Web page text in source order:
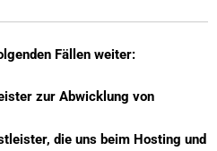
Fällen weiter:
zur Abwicklung von
die uns beim Hosting und